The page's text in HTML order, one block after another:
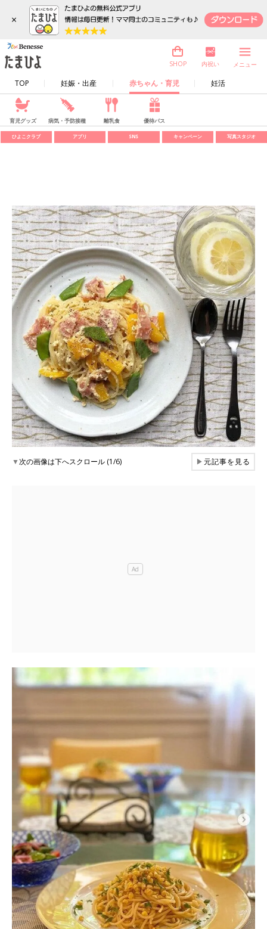
×
TOP 妊娠・出産 赤ちゃん・育児 妊活
SHOP 内祝い メニュー
育児グッズ 病気・予防接種 離乳食 優待パス
ひよこクラブ アプリ SNS キャンペーン 写真スタジオ
▼次の画像は下へスクロール (1/6) ▶元記事を見る